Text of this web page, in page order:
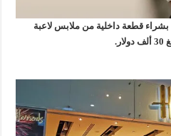
بشراء قطعة داخلية من ملابس لاعبة